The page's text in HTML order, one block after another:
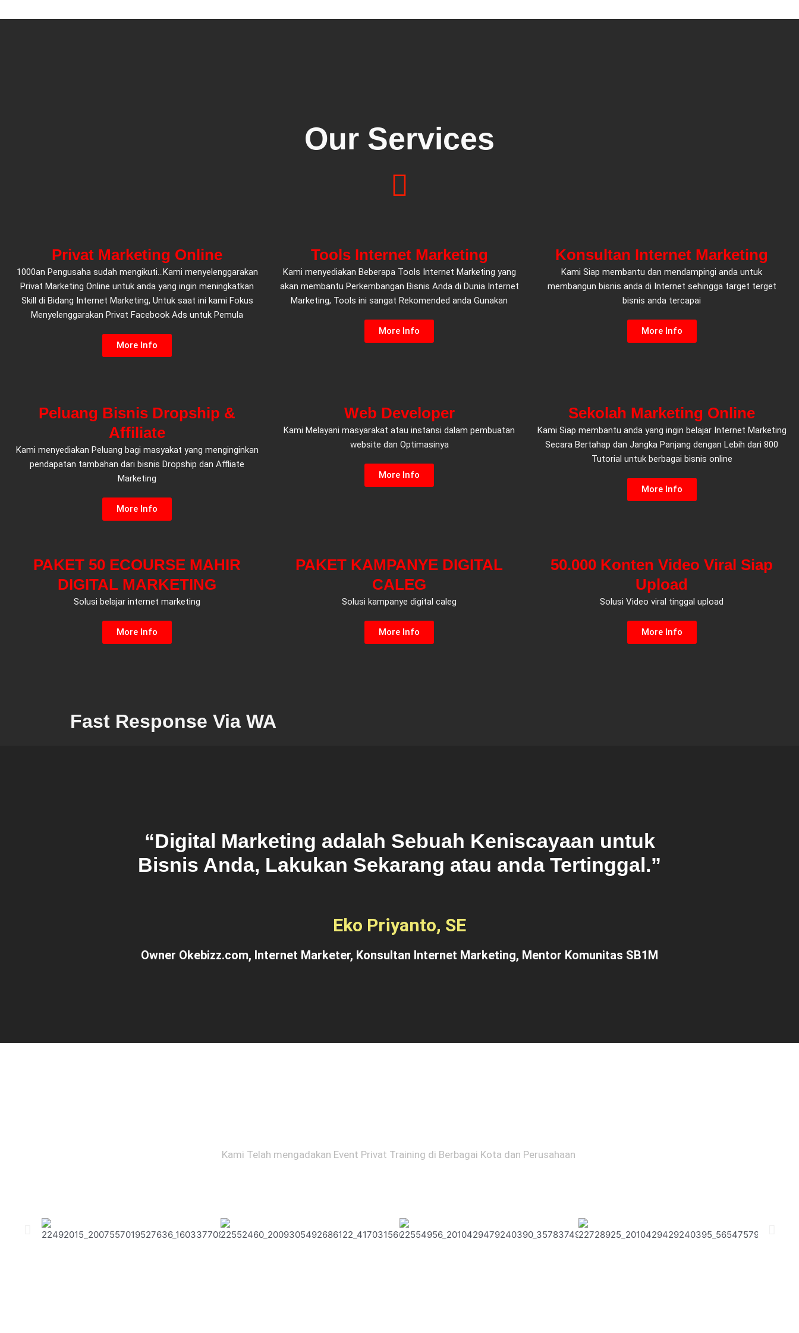
Our Services
Privat Marketing Online
1000an Pengusaha sudah mengikuti...Kami menyelenggarakan
Privat Marketing Online untuk anda yang ingin meningkatkan
Skill di Bidang Internet Marketing, Untuk saat ini kami Fokus
Menyelenggarakan Privat Facebook Ads untuk Pemula
More Info
Tools Internet Marketing
Kami menyediakan Beberapa Tools Internet Marketing yang
akan membantu Perkembangan Bisnis Anda di Dunia Internet
Marketing, Tools ini sangat Rekomended anda Gunakan
More Info
Konsultan Internet Marketing
Kami Siap membantu dan mendampingi anda untuk
membangun bisnis anda di Internet sehingga target terget
bisnis anda tercapai
More Info
Peluang Bisnis Dropship &
Affiliate
Kami menyediakan Peluang bagi masyakat yang menginginkan
pendapatan tambahan dari bisnis Dropship dan Affliate
Marketing
More Info
Web Developer
Kami Melayani masyarakat atau instansi dalam pembuatan
website dan Optimasinya
More Info
Sekolah Marketing Online
Kami Siap membantu anda yang ingin belajar Internet Marketing
Secara Bertahap dan Jangka Panjang dengan Lebih dari 800
Tutorial untuk berbagai bisnis online
More Info
PAKET 50 ECOURSE MAHIR
DIGITAL MARKETING
Solusi belajar internet marketing
More Info
PAKET KAMPANYE DIGITAL
CALEG
Solusi kampanye digital caleg
More Info
50.000 Konten Video Viral Siap
Upload
Solusi Video viral tinggal upload
More Info
Fast Response Via WA
“Digital Marketing adalah Sebuah Keniscayaan untuk
Bisnis Anda, Lakukan Sekarang atau anda Tertinggal.”
Eko Priyanto, SE
Owner Okebizz.com, Internet Marketer, Konsultan Internet Marketing, Mentor Komunitas SB1M
Kami Telah mengadakan Event Privat Training di Berbagai Kota dan Perusahaan